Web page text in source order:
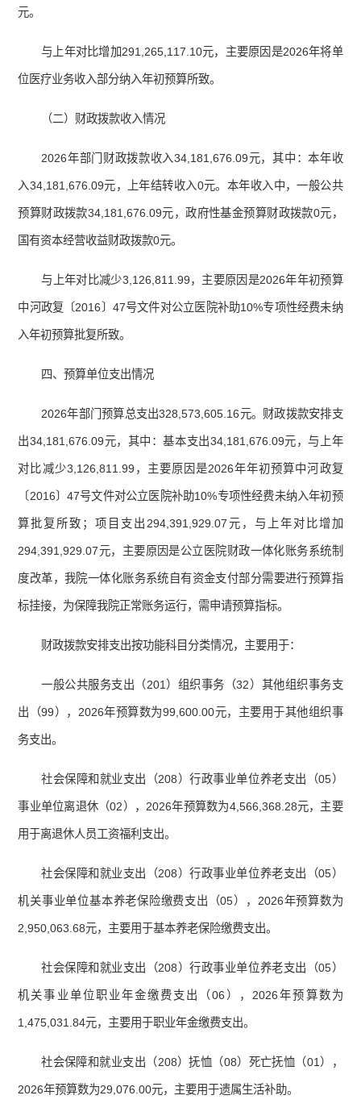
元。
与上年对比增加291,265,117.10元，主要原因是2026年将单
位医疗业务收入部分纳入年初预算所致。
（二）财政拨款收入情况
2026年部门财政拨款收入34,181,676.09元，其中：本年收
入34,181,676.09元，上年结转收入0元。本年收入中，一般公共
预算财政拨款34,181,676.09元，政府性基金预算财政拨款0元，
国有资本经营收益财政拨款0元。
与上年对比减少3,126,811.99，主要原因是2026年年初预算
中河政复〔2016〕47号文件对公立医院补助10%专项性经费未纳
入年初预算批复所致。
四、预算单位支出情况
2026年部门预算总支出328,573,605.16元。财政拨款安排支
出34,181,676.09元，其中：基本支出34,181,676.09元，与上年
对比减少3,126,811.99，主要原因是2026年年初预算中河政复
〔2016〕47号文件对公立医院补助10%专项性经费未纳入年初预
算批复所致；项目支出294,391,929.07元，与上年对比增加
294,391,929.07元，主要原因是公立医院财政一体化账务系统制
度改革，我院一体化账务系统自有资金支付部分需要进行预算指
标挂接，为保障我院正常账务运行，需申请预算指标。
财政拨款安排支出按功能科目分类情况，主要用于：
一般公共服务支出（201）组织事务（32）其他组织事务支
出（99），2026年预算数为99,600.00元，主要用于其他组织事
务支出。
社会保障和就业支出（208）行政事业单位养老支出（05）
事业单位离退休（02），2026年预算数为4,566,368.28元，主要
用于离退休人员工资福利支出。
社会保障和就业支出（208）行政事业单位养老支出（05）
机关事业单位基本养老保险缴费支出（05），2026年预算数为
2,950,063.68元，主要用于基本养老保险缴费支出。
社会保障和就业支出（208）行政事业单位养老支出（05）
机关事业单位职业年金缴费支出（06），2026年预算数为
1,475,031.84元，主要用于职业年金缴费支出。
社会保障和就业支出（208）抚恤（08）死亡抚恤（01），
2026年预算数为29,076.00元，主要用于遗属生活补助。